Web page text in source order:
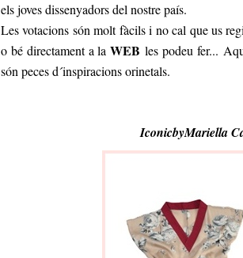
els joves dissenyadors del nostre país.
Les votacions són molt fàcils i no cal que us
o bé directament a laWEBles podeu fer...
són peces d´inspiracions orinetals.
IconicbyMariella